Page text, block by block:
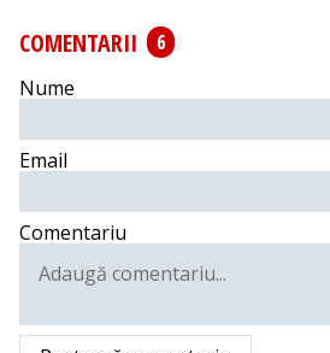
COMENTARII
6
Nume
Email
Comentariu